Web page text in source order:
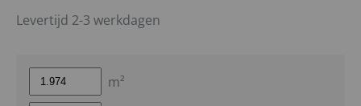
Levertijd 2-3 werkdagen
m²